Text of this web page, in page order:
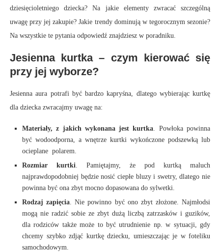
dziesięcioletniego dziecka? Na jakie elementy zwracać szczególną
uwagę przy jej zakupie? Jakie trendy dominują w tegorocznym sezonie?
Na wszystkie te pytania odpowiedź znajdziesz w poradniku.
Jesienna kurtka – czym kierować się
przy jej wyborze?
Jesienna aura potrafi być bardzo kapryśna, dlatego wybierając kurtkę
dla dziecka zwracajmy uwagę na:
Materiały, z jakich wykonana jest kurtka . Powłoka powinna
być wodoodporna, a wnętrze kurtki wykończone podszewką lub
ocieplane polarem.
Rozmiar kurtki . Pamiętajmy, że pod kurtką maluch
najprawdopodobniej będzie nosić ciepłe bluzy i swetry, dlatego nie
powinna być ona zbyt mocno dopasowana do sylwetki.
Rodzaj zapięcia . Nie powinno być ono zbyt złożone. Najmłodsi
mogą nie radzić sobie ze zbyt dużą liczbą zatrzasków i guzików,
dla rodziców także może to być utrudnienie np. w sytuacji, gdy
chcemy szybko zdjąć kurtkę dziecku, umieszczając je w foteliku
samochodowym.